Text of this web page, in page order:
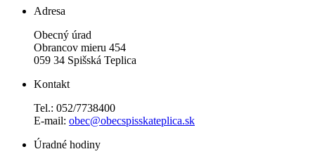
Adresa
Obecný úrad
Obrancov mieru 454
059 34 Spišská Teplica
Kontakt
Tel.: 052/7738400
E-mail: obec@obecspisskateplica.sk
Úradné hodiny